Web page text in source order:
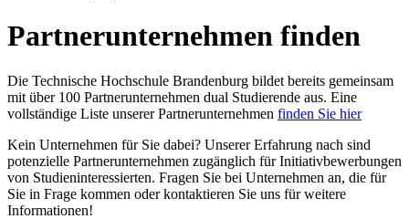
Partnerunternehmen finden
Die Technische Hochschule Brandenburg bildet bereits gemeinsam
mit über 100 Partnerunternehmen dual Studierende aus. Eine
vollständige Liste unserer Partnerunternehmen finden Sie hier
Kein Unternehmen für Sie dabei? Unserer Erfahrung nach sind
potenzielle Partnerunternehmen zugänglich für Initiativbewerbungen
von Studieninteressierten. Fragen Sie bei Unternehmen an, die für
Sie in Frage kommen oder kontaktieren Sie uns für weitere
Informationen!